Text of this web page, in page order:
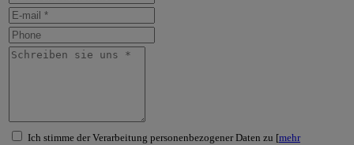
Ich stimme der Verarbeitung personenbezogener Daten zu [mehr